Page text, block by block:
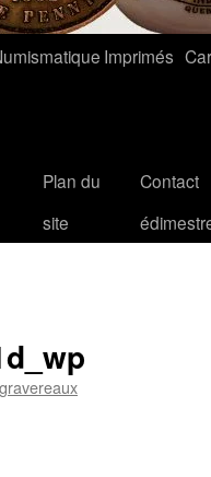
Imprimés
Plan du
site
Contact